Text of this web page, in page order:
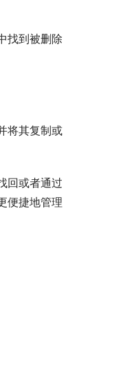
找到被删除
将其复制或
回或者通过
便捷地管理